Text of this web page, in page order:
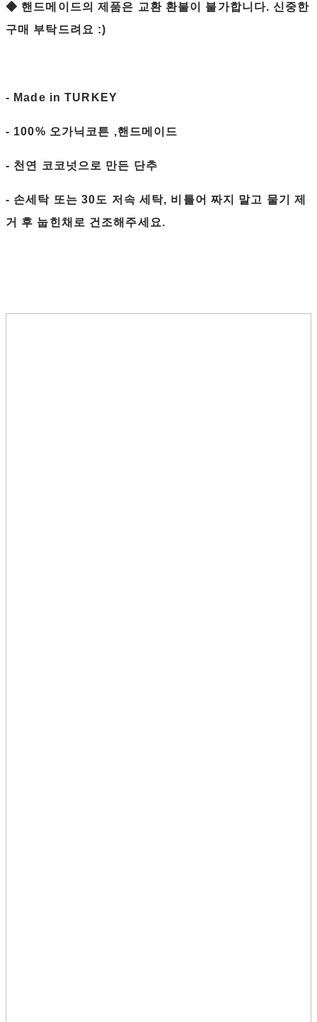
◆ 핸드메이드의 제품은 교환 환불이 불가합니다. 신중한
구매 부탁드려요 :)
- Made in TURKEY
- 100% 오가닉코튼 ,핸드메이드
- 천연 코코넛으로 만든 단추
- 손세탁 또는 30도 저속 세탁, 비틀어 짜지 말고 물기 제
거 후 눕힌채로 건조해주세요.